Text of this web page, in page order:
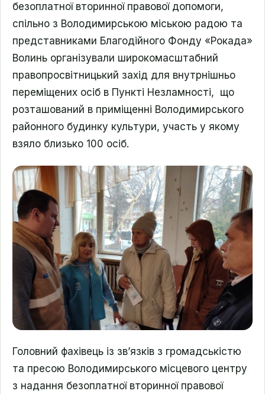
безоплатної вторинної правової допомоги,
спільно з Володимирською міською радою та
представниками Благодійного Фонду «Рокада»
Волинь організували широкомасштабний
правопросвітницький захід для внутрнішньо
переміщених осіб в Пункті Незламності, що
розташований в приміщенні Володимирського
районного будинку культури, участь у якому
взяло близько 100 осіб.
Головний фахівець із зв’язків з громадськістю
та пресою Володимирського місцевого центру
з надання безоплатної вторинної правової